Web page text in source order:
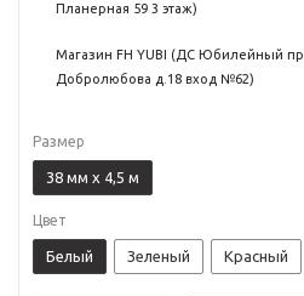
Планерная 59 3 этаж)
Магазин FH YUBI (ДС Юбилейный пр
Добролюбова д.18 вход №62)
Размер
38 мм х 4,5 м
Цвет
Белый Зеленый Красный